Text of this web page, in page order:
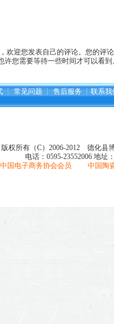
迎您发表自己的评论。您的评
许您需要等待一些时间才可以看
┆ 常见问题 ┆ 售后服务 ┆ 联系我
版权所有（C）2006-2012 德化县
电话：0595-23552006 地址
中国电子商务协会会员 中国陶